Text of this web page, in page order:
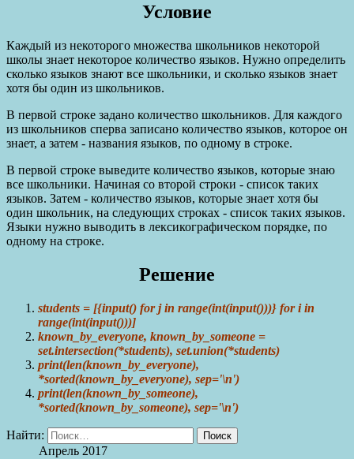
Условие
Каждый из некоторого множества школьников некоторой
школы знает некоторое количество языков. Нужно определить
сколько языков знают все школьники, и сколько языков знает
хотя бы один из школьников.
В первой строке задано количество школьников. Для каждого
из школьников сперва записано количество языков, которое он
знает, а затем - названия языков, по одному в строке.
В первой строке выведите количество языков, которые знаю
все школьники. Начиная со второй строки - список таких
языков. Затем - количество языков, которые знает хотя бы
один школьник, на следующих строках - список таких языков.
Языки нужно выводить в лексикографическом порядке, по
одному на строке.
Решение
students = [{input() for j in range(int(input()))} for i in
range(int(input()))]
known_by_everyone, known_by_someone =
set.intersection(*students), set.union(*students)
print(len(known_by_everyone),
*sorted(known_by_everyone), sep='\n')
print(len(known_by_someone),
*sorted(known_by_someone), sep='\n')
Найти:
Апрель 2017